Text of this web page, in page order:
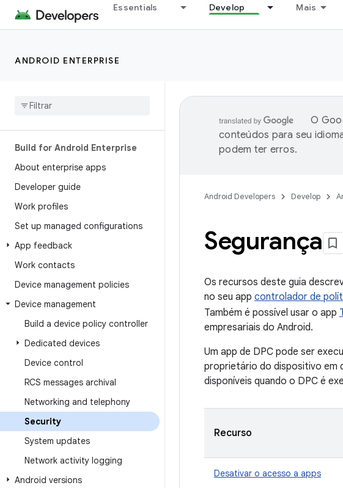
Essentials Develop Mais
ANDROID ENTERPRISE
Build for Android Enterprise
About enterprise apps
Developer guide
Work profiles
Set up managed configurations
App feedback
Work contacts
Device management policies
Device management
Build a device policy controller
Dedicated devices
Device control
RCS messages archival
Networking and telephony
Security
System updates
Network activity logging
Android versions
O
conteúdos para seu
podem ter erros.
Android Developers Develop
Segurança
Os recursos deste guia
no seu app controlador de
Também é possível usar o app
empresariais do Android.
Um app de DPC pode ser
proprietário do dispositivo em
disponíveis quando o DPC é
Recurso
Desativar o acesso a apps